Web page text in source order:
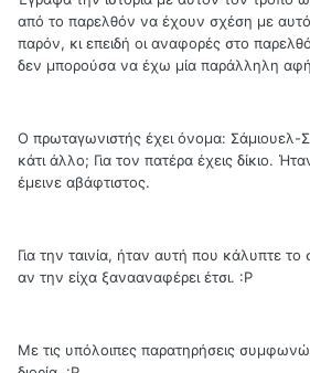
από το παρελθόν να έχουν σχέση με
παρόν, κι επειδή οι αναφορές στο
δεν μπορούσα να έχω μία παράλληλη
Ο πρωταγωνιστής έχει όνομα:
κάτι άλλο; Για τον πατέρα έχεις δίκιο.
έμεινε αβάφτιστος.
Για την ταινία, ήταν αυτή που κάλυπτε
αν την είχα ξανααναφέρει έτσι. :Ρ
Με τις υπόλοιπες παρατηρήσεις